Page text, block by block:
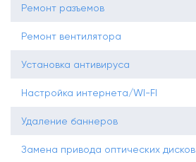
Ремонт разъемов
Ремонт вентилятора
Установка антивируса
Настройка интернета/WI-FI
Удаление баннеров
Замена привода оптических дисков